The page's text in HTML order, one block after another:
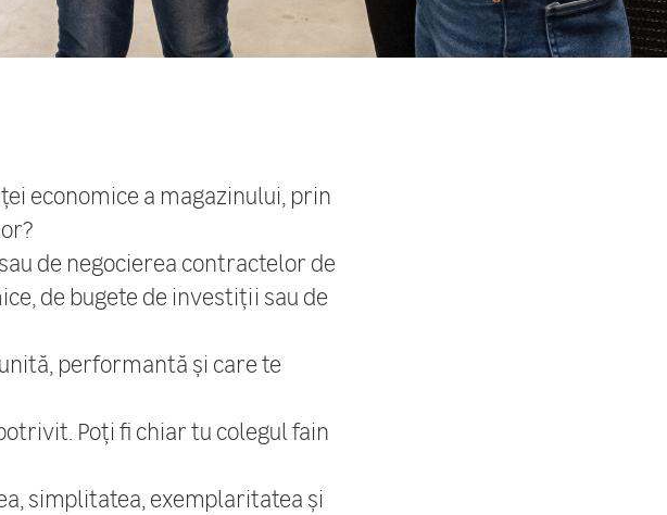
economice a magazinului, prin
de negocierea contractelor de
de bugete de investiții sau de
performantă și care te
Poți fi chiar tu colegul fain
simplitatea, exemplaritatea și